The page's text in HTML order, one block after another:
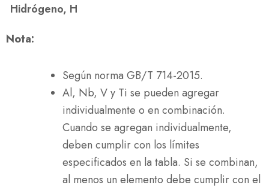
Hidrógeno, H
Nota:
Según norma GB/T 714-2015.
Al, Nb, V y Ti se pueden agregar
individualmente o en combinación.
Cuando se agregan individualmente,
deben cumplir con los límites
especificados en la tabla. Si se combinan,
al menos un elemento debe cumplir con el